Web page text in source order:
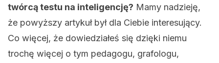
twórcą testu na inteligencję? Mamy nadzieję,
że powyższy artykuł był dla Ciebie interesujący.
Co więcej, że dowiedziałeś się dzięki niemu
trochę więcej o tym pedagogu, grafologu,